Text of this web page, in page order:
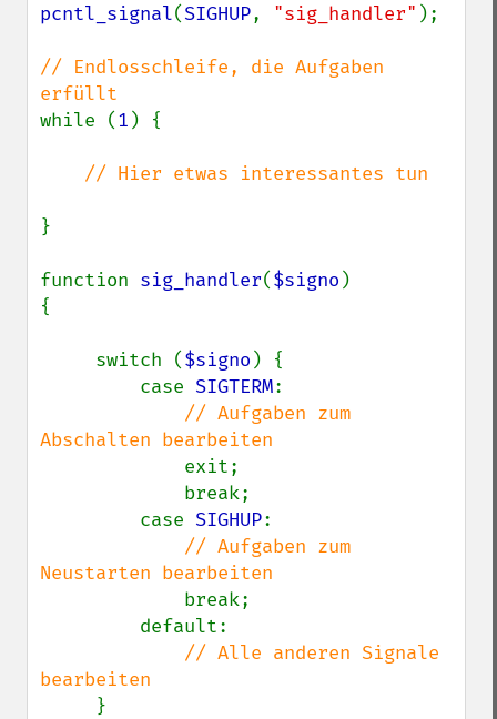
pcntl_signal(SIGHUP, "sig_handler" );
// Endlosschleife, die Aufgaben
while (1 ) {
// Hier etwas interessantes tun
}
function sig_handler($signo )
{
     switch (
$signo ) {
         case
SIGTERM:
// Aufgaben zum
Abschalten bearbeiten
exit;
         case
SIGHUP:
// Aufgaben zum
Neustarten bearbeiten
break;
// Alle anderen Signale
bearbeiten
}